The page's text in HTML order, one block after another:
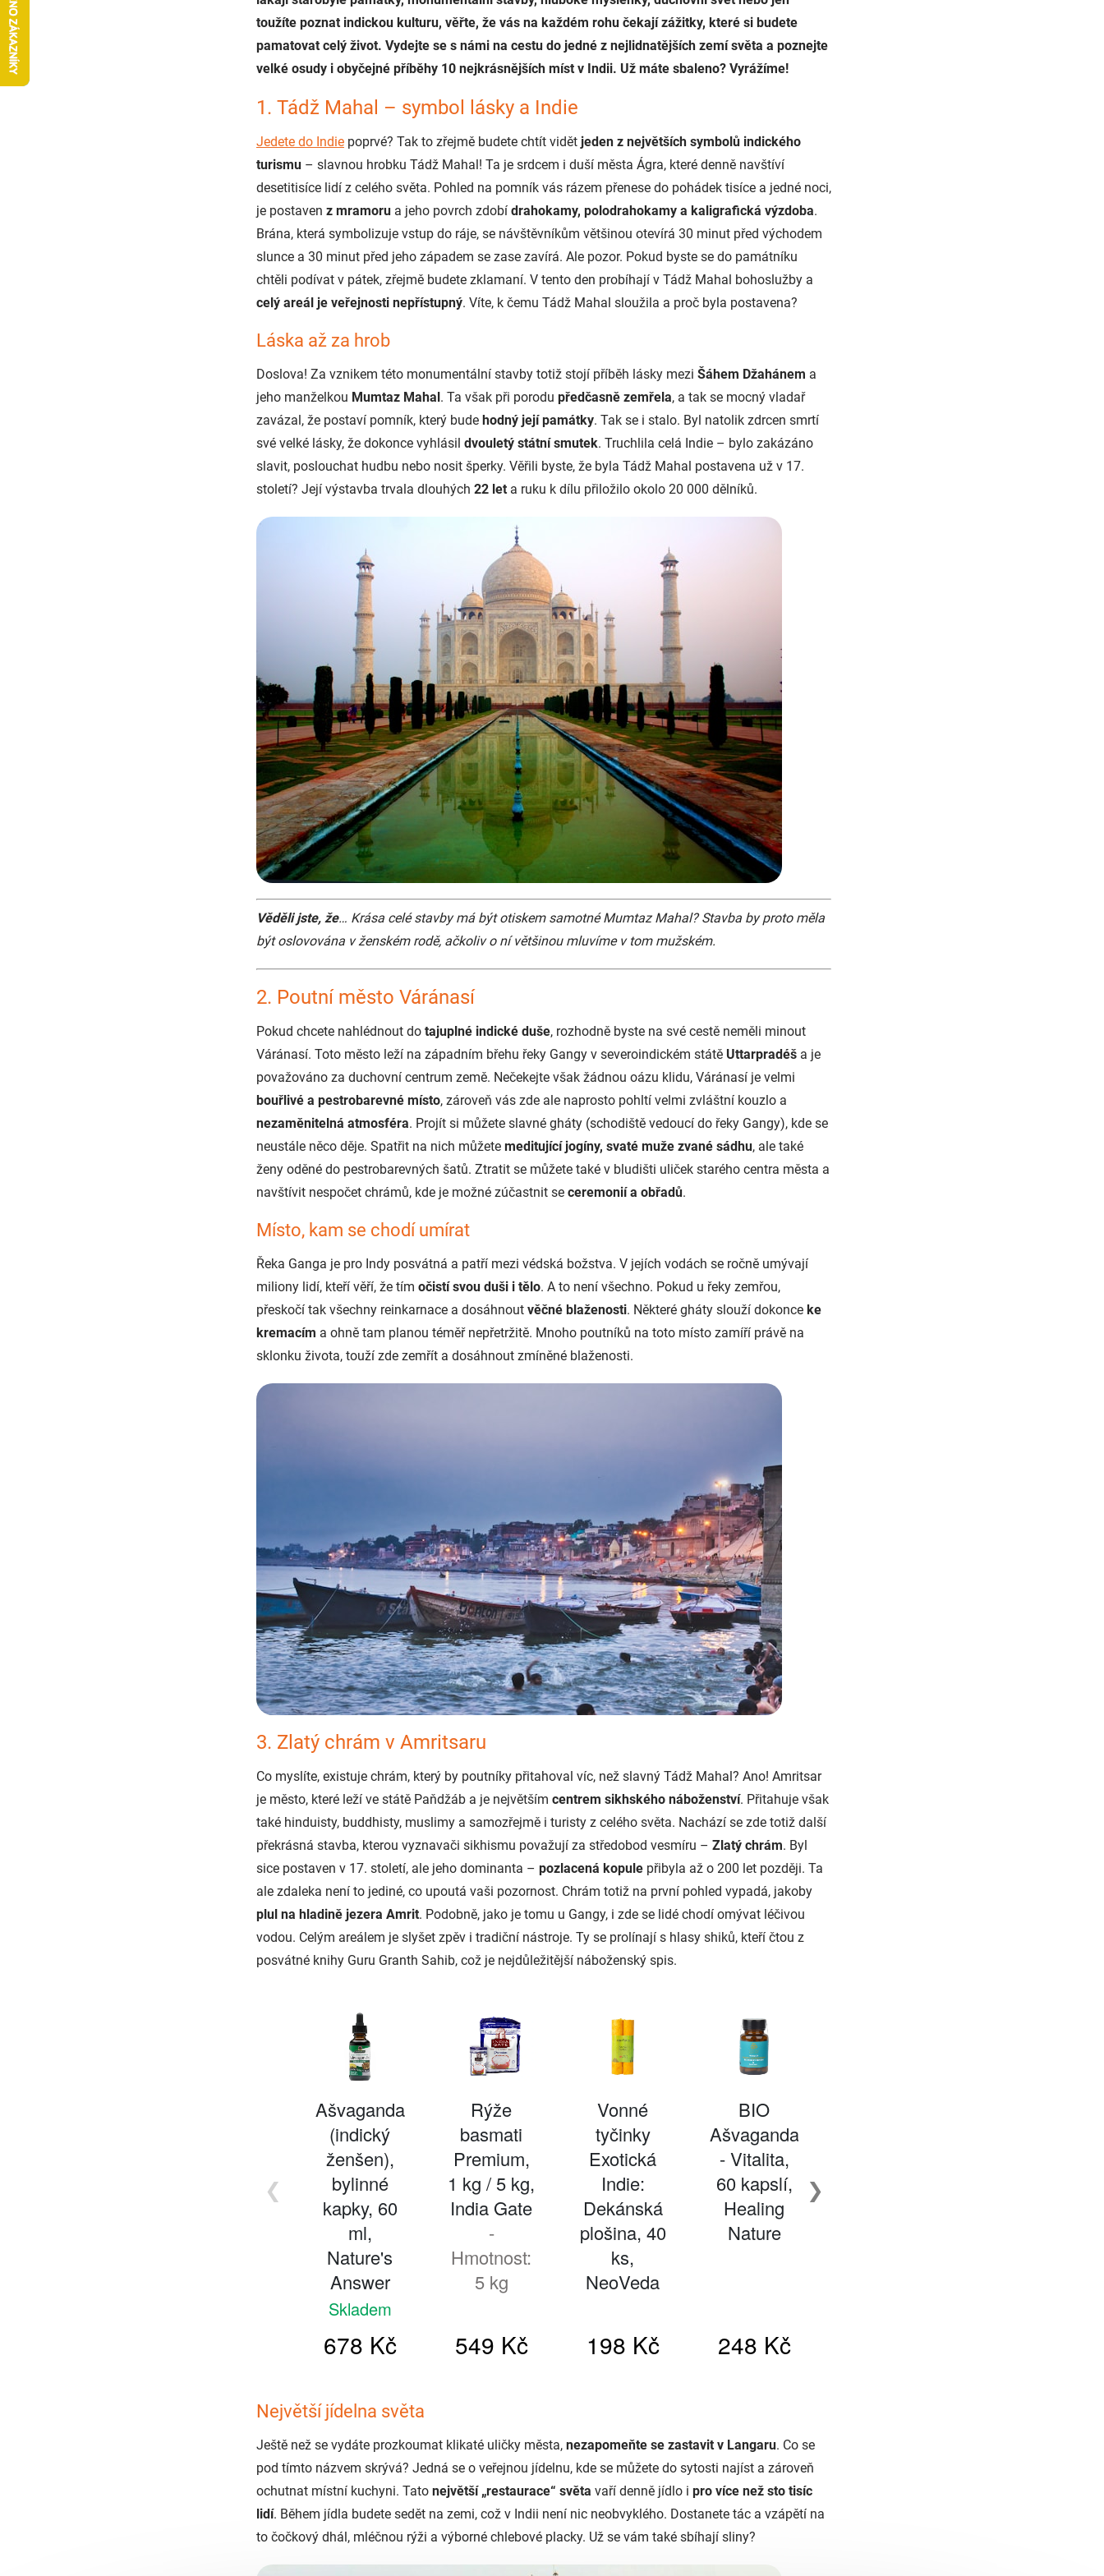
toužíte poznat indickou kulturu, věřte, že vás na každém rohu čekají zážitky, které si budete
pamatovat celý život. Vydejte se s námi na cestu do jedné z nejlidnatějších zemí světa a poznejte
velké osudy i obyčejné příběhy 10 nejkrásnějších míst v Indii. Už máte sbaleno? Vyrážíme!
1. Tádž Mahal – symbol lásky a Indie
Jedete do Indie poprvé? Tak to zřejmě budete chtít vidět jeden z největších symbolů indického
turismu – slavnou hrobku Tádž Mahal! Ta je srdcem i duší města Ágra, které denně navštíví
desetitisíce lidí z celého světa. Pohled na pomník vás rázem přenese do pohádek tisíce a jedné noci,
je postaven z mramoru a jeho povrch zdobí drahokamy, polodrahokamy a kaligrafická výzdoba.
Brána, která symbolizuje vstup do ráje, se návštěvníkům většinou otevírá 30 minut před východem
slunce a 30 minut před jeho západem se zase zavírá. Ale pozor. Pokud byste se do památníku
chtěli podívat v pátek, zřejmě budete zklamaní. V tento den probíhají v Tádž Mahal bohoslužby a
celý areál je veřejnosti nepřístupný. Víte, k čemu Tádž Mahal sloužila a proč byla postavena?
Láska až za hrob
Doslova! Za vznikem této monumentální stavby totiž stojí příběh lásky mezi Šáhem Džahánem a
jeho manželkou Mumtaz Mahal. Ta však při porodu předčasně zemřela, a tak se mocný vladař
zavázal, že postaví pomník, který bude hodný její památky. Tak se i stalo. Byl natolik zdrcen smrtí
své velké lásky, že dokonce vyhlásil dvouletý státní smutek. Truchlila celá Indie – bylo zakázáno
slavit, poslouchat hudbu nebo nosit šperky. Věřili byste, že byla Tádž Mahal postavena už v 17.
století? Její výstavba trvala dlouhých 22 let a ruku k dílu přiložilo okolo 20 000 dělníků.
Věděli jste, že… Krása celé stavby má být otiskem samotné Mumtaz Mahal? Stavba by proto měla
být oslovována v ženském rodě, ačkoliv o ní většinou mluvíme v tom mužském.
2. Poutní město Váránasí
Pokud chcete nahlédnout do tajuplné indické duše, rozhodně byste na své cestě neměli minout
Váránasí. Toto město leží na západním břehu řeky Gangy v severoindickém státě Uttarpradéš a je
považováno za duchovní centrum země. Nečekejte však žádnou oázu klidu, Váránasí je velmi
bouřlivé a pestrobarevné místo, zároveň vás zde ale naprosto pohltí velmi zvláštní kouzlo a
nezaměnitelná atmosféra. Projít si můžete slavné gháty (schodiště vedoucí do řeky Gangy), kde se
neustále něco děje. Spatřit na nich můžete meditující jogíny, svaté muže zvané sádhu, ale také
ženy oděné do pestrobarevných šatů. Ztratit se můžete také v bludišti uliček starého centra města a
navštívit nespočet chrámů, kde je možné zúčastnit se ceremonií a obřadů.
Místo, kam se chodí umírat
Řeka Ganga je pro Indy posvátná a patří mezi védská božstva. V jejích vodách se ročně umývají
miliony lidí, kteří věří, že tím očistí svou duši i tělo. A to není všechno. Pokud u řeky zemřou,
přeskočí tak všechny reinkarnace a dosáhnout věčné blaženosti. Některé gháty slouží dokonce ke
kremacím a ohně tam planou téměř nepřetržitě. Mnoho poutníků na toto místo zamíří právě na
sklonku života, touží zde zemřít a dosáhnout zmíněné blaženosti.
3. Zlatý chrám v Amritsaru
Co myslíte, existuje chrám, který by poutníky přitahoval víc, než slavný Tádž Mahal? Ano! Amritsar
je město, které leží ve státě Paňdžáb a je největším centrem sikhského náboženství. Přitahuje však
také hinduisty, buddhisty, muslimy a samozřejmě i turisty z celého světa. Nachází se zde totiž další
překrásná stavba, kterou vyznavači sikhismu považují za středobod vesmíru – Zlatý chrám. Byl
sice postaven v 17. století, ale jeho dominanta – pozlacená kopule přibyla až o 200 let později. Ta
ale zdaleka není to jediné, co upoutá vaši pozornost. Chrám totiž na první pohled vypadá, jakoby
plul na hladině jezera Amrit. Podobně, jako je tomu u Gangy, i zde se lidé chodí omývat léčivou
vodou. Celým areálem je slyšet zpěv i tradiční nástroje. Ty se prolínají s hlasy shiků, kteří čtou z
posvátné knihy Guru Granth Sahib, což je nejdůležitější náboženský spis.
Největší jídelna světa
Ještě než se vydáte prozkoumat klikaté uličky města, nezapomeňte se zastavit v Langaru. Co se
pod tímto názvem skrývá? Jedná se o veřejnou jídelnu, kde se můžete do sytosti najíst a zároveň
ochutnat místní kuchyni. Tato největší „restaurace“ světa vaří denně jídlo i pro více než sto tisíc
lidí. Během jídla budete sedět na zemi, což v Indii není nic neobvyklého. Dostanete tác a vzápětí na
to čočkový dhál, mléčnou rýži a výborné chlebové placky. Už se vám také sbíhají sliny?